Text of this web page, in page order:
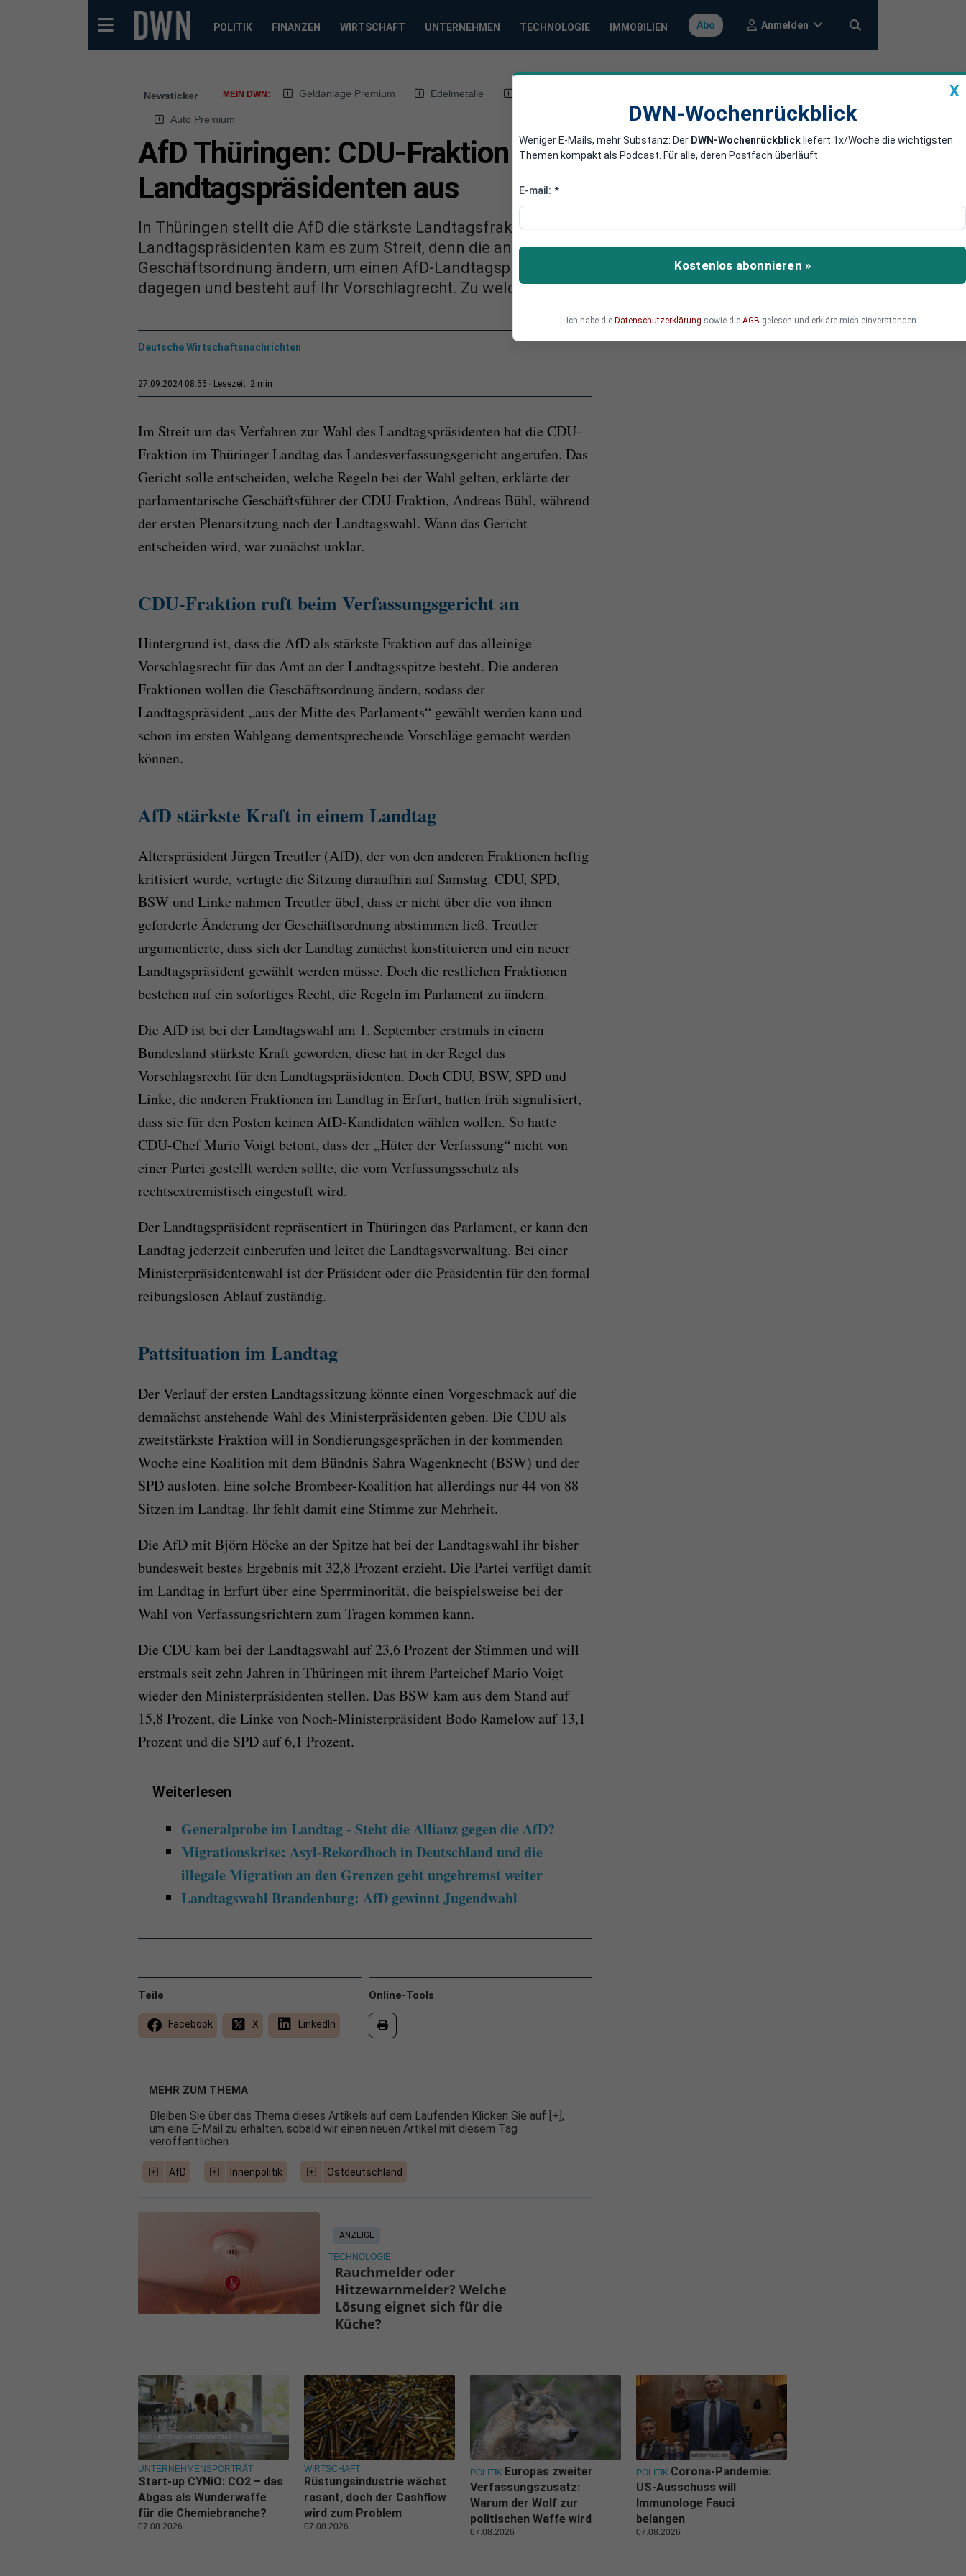
POLITIK FINANZEN WIRTSCHAFT UNTERNEHMEN TECHNOLOGIE IMMOBILIEN Abo Anmelden
Newsticker MEIN DWN: Geldanlage Premium Edelmetalle
Auto Premium
AfD Thüringen: CDU-Fraktion bremst Wahl von
Landtagspräsidenten aus
In Thüringen stellt die AfD die stärkste Landtagsfraktion. Bei der Wahl des neuen
Landtagspräsidenten kam es zum Streit, denn die anderen Fraktionen wollen die
Geschäftsordnung ändern, um einen AfD-Landtagspräsidenten zu verhindern. Die AfD hält
dagegen und besteht auf Ihr Vorschlagrecht. Zu welchem ungewöhnlichen Vorfall es kam.
Deutsche Wirtschaftsnachrichten
27.09.2024 08:55 Lesezeit: 2 min
Im Streit um das Verfahren zur Wahl des Landtagspräsidenten hat die CDU-
Fraktion im Thüringer Landtag das Landesverfassungsgericht angerufen. Das
Gericht solle entscheiden, welche Regeln bei der Wahl gelten, erklärte der
parlamentarische Geschäftsführer der CDU-Fraktion, Andreas Bühl, während
der ersten Plenarsitzung nach der Landtagswahl. Wann das Gericht
entscheiden wird, war zunächst unklar.
CDU-Fraktion ruft beim Verfassungsgericht an
Hintergrund ist, dass die AfD als stärkste Fraktion auf das alleinige
Vorschlagsrecht für das Amt an der Landtagsspitze besteht. Die anderen
Fraktionen wollen die Geschäftsordnung ändern, sodass der
Landtagspräsident „aus der Mitte des Parlaments“ gewählt werden kann und
schon im ersten Wahlgang dementsprechende Vorschläge gemacht werden
können.
AfD stärkste Kraft in einem Landtag
Alterspräsident Jürgen Treutler (AfD), der von den anderen Fraktionen heftig
kritisiert wurde, vertagte die Sitzung daraufhin auf Samstag. CDU, SPD,
BSW und Linke nahmen Treutler übel, dass er nicht über die von ihnen
geforderte Änderung der Geschäftsordnung abstimmen ließ. Treutler
argumentierte, dass sich der Landtag zunächst konstituieren und ein neuer
Landtagspräsident gewählt werden müsse. Doch die restlichen Fraktionen
bestehen auf ein sofortiges Recht, die Regeln im Parlament zu ändern.
Die AfD ist bei der Landtagswahl am 1. September erstmals in einem
Bundesland stärkste Kraft geworden, diese hat in der Regel das
Vorschlagsrecht für den Landtagspräsidenten. Doch CDU, BSW, SPD und
Linke, die anderen Fraktionen im Landtag in Erfurt, hatten früh signalisiert,
dass sie für den Posten keinen AfD-Kandidaten wählen wollen. So hatte
CDU-Chef Mario Voigt betont, dass der „Hüter der Verfassung“ nicht von
einer Partei gestellt werden sollte, die vom Verfassungsschutz als
rechtsextremistisch eingestuft wird.
Der Landtagspräsident repräsentiert in Thüringen das Parlament, er kann den
Landtag jederzeit einberufen und leitet die Landtagsverwaltung. Bei einer
Ministerpräsidentenwahl ist der Präsident oder die Präsidentin für den formal
reibungslosen Ablauf zuständig.
Pattsituation im Landtag
Der Verlauf der ersten Landtagssitzung könnte einen Vorgeschmack auf die
demnächst anstehende Wahl des Ministerpräsidenten geben. Die CDU als
zweitstärkste Fraktion will in Sondierungsgesprächen in der kommenden
Woche eine Koalition mit dem Bündnis Sahra Wagenknecht (BSW) und der
SPD ausloten. Eine solche Brombeer-Koalition hat allerdings nur 44 von 88
Sitzen im Landtag. Ihr fehlt damit eine Stimme zur Mehrheit.
Die AfD mit Björn Höcke an der Spitze hat bei der Landtagswahl ihr bisher
bundesweit bestes Ergebnis mit 32,8 Prozent erzieht. Die Partei verfügt damit
im Landtag in Erfurt über eine Sperrminorität, die beispielsweise bei der
Wahl von Verfassungsrichtern zum Tragen kommen kann.
Die CDU kam bei der Landtagswahl auf 23,6 Prozent der Stimmen und will
erstmals seit zehn Jahren in Thüringen mit ihrem Parteichef Mario Voigt
wieder den Ministerpräsidenten stellen. Das BSW kam aus dem Stand auf
15,8 Prozent, die Linke von Noch-Ministerpräsident Bodo Ramelow auf 13,1
Prozent und die SPD auf 6,1 Prozent.
Weiterlesen
Generalprobe im Landtag - Steht die Allianz gegen die AfD?
Migrationskrise: Asyl-Rekordhoch in Deutschland und die
illegale Migration an den Grenzen geht ungebremst weiter
Landtagswahl Brandenburg: AfD gewinnt Jugendwahl
Online-Tools
Teile
Facebook X LinkedIn
MEHR ZUM THEMA
Bleiben Sie über das Thema dieses Artikels auf dem Laufenden Klicken Sie auf [+],
um eine E-Mail zu erhalten, sobald wir einen neuen Artikel mit diesem Tag
veröffentlichen
AfD Innenpolitik Ostdeutschland
ANZEIGE
TECHNOLOGIE
Rauchmelder oder
Hitzewarnmelder? Welche
Lösung eignet sich für die
Küche?
X
DWN-Wochenrückblick
Weniger E-Mails, mehr Substanz: Der DWN-Wochenrückblick liefert 1x/Woche die wichtigsten
Themen kompakt als Podcast. Für alle, deren Postfach überläuft.
E-mail: *
Kostenlos abonnieren »
Ich habe die Datenschutzerklärung sowie die AGB gelesen und erkläre mich einverstanden.
UNTERNEHMENSPORTRÄT
Start-up CYNiO: CO2 – das
Abgas als Wunderwaffe
für die Chemiebranche?
07.08.2026
WIRTSCHAFT
Rüstungsindustrie wächst
rasant, doch der Cashflow
wird zum Problem
07.08.2026
POLITIK Europas zweiter
Verfassungszusatz:
Warum der Wolf zur
politischen Waffe wird
07.08.2026
POLITIK Corona-Pandemie:
US-Ausschuss will
Immunologe Fauci
belangen
07.08.2026